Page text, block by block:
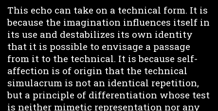
This echo can take on a technical form. It is
because the imagination influences itself in
its use and destabilizes its own identity
that it is possible to envisage a passage
from it to the technical. It is because self-
affection is of origin that the technical
simulacrum is not an identical repetition,
but a principle of differentiation whose test
is neither mimetic representation nor any